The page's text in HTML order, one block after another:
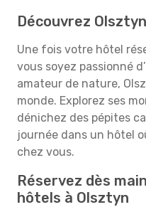
Découvrez
Une fois votre hôtel
vous soyez passionné
amateur de nature,
monde. Explorez ses
dénichez des pépites
journée dans un hôtel
chez vous.
Réservez dès
hôtels à Olsztyn